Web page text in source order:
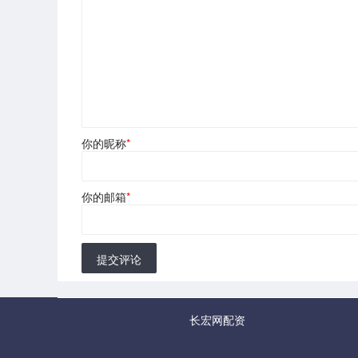
你的昵称*
你的邮箱*
提交评论
长宏网配资